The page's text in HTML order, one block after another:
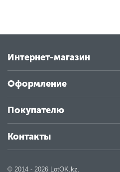
Интернет-магазин
Оформление
Покупателю
Контакты
© 2014 - 2026 LotOK.kz.